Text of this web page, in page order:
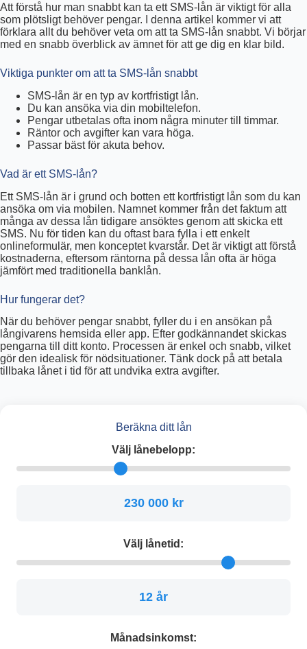
Att förstå hur man snabbt kan ta ett SMS-lån är viktigt för alla
som plötsligt behöver pengar. I denna artikel kommer vi att
förklara allt du behöver veta om att ta SMS-lån snabbt. Vi börjar
med en snabb överblick av ämnet för att ge dig en klar bild.
Viktiga punkter om att ta SMS-lån snabbt
SMS-lån är en typ av kortfristigt lån.
Du kan ansöka via din mobiltelefon.
Pengar utbetalas ofta inom några minuter till timmar.
Räntor och avgifter kan vara höga.
Passar bäst för akuta behov.
Vad är ett SMS-lån?
Ett SMS-lån är i grund och botten ett kortfristigt lån som du kan
ansöka om via mobilen. Namnet kommer från det faktum att
många av dessa lån tidigare ansöktes genom att skicka ett
SMS. Nu för tiden kan du oftast bara fylla i ett enkelt
onlineformulär, men konceptet kvarstår. Det är viktigt att förstå
kostnaderna, eftersom räntorna på dessa lån ofta är höga
jämfört med traditionella banklån.
Hur fungerar det?
När du behöver pengar snabbt, fyller du i en ansökan på
långivarens hemsida eller app. Efter godkännandet skickas
pengarna till ditt konto. Processen är enkel och snabb, vilket
gör den idealisk för nödsituationer. Tänk dock på att betala
tillbaka lånet i tid för att undvika extra avgifter.
Beräkna ditt lån
Välj lånebelopp:
230 000 kr
Välj lånetid:
12 år
Månadsinkomst: